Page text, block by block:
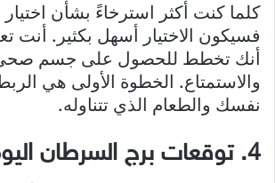
كلما كنت أكثر استرخاءً بشأن اختيار
فسيكون الاختيار أسهل بكثير. أنت
أنك تخطط للحصول على جسم صحي
والاستمتاع. الخطوة الأولى هي
نفسك والطعام الذي تتناوله.
4. توقعات برج السرطان اليوم